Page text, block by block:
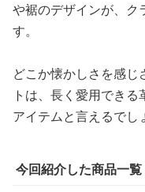
や裾のデザインが、ク
す。
どこか懐かしさを感じ
トは、長く愛用でき
アイテムと言えるでし
今回紹介した商品一覧